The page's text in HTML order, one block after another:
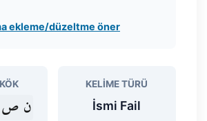
ekleme/düzeltme öner
ن ص
KELIME TÜRÜ
İsmi Fail